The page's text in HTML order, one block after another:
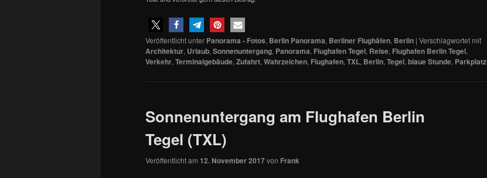
Veröffentlicht unter Panorama - Fotos, Berlin Panorama, Berliner Flughäfen, Berlin | Verschlagwortet mit
Architektur, Urlaub, Sonnenuntergang, Panorama, Flughafen Tegel, Reise, Flughafen Berlin Tegel,
Verkehr, Terminalgebäude, Zufahrt, Wahrzeichen, Flughafen, TXL, Berlin, Tegel, blaue Stunde, Parkplatz
Sonnenuntergang am Flughafen Berlin
Tegel (TXL)
Veröffentlicht am 12. November 2017von Frank